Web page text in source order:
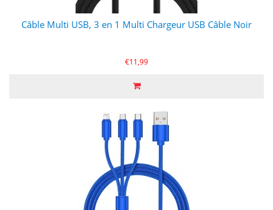
Câble Multi USB, 3 en 1 Multi Chargeur USB Câble Noir
€11,99